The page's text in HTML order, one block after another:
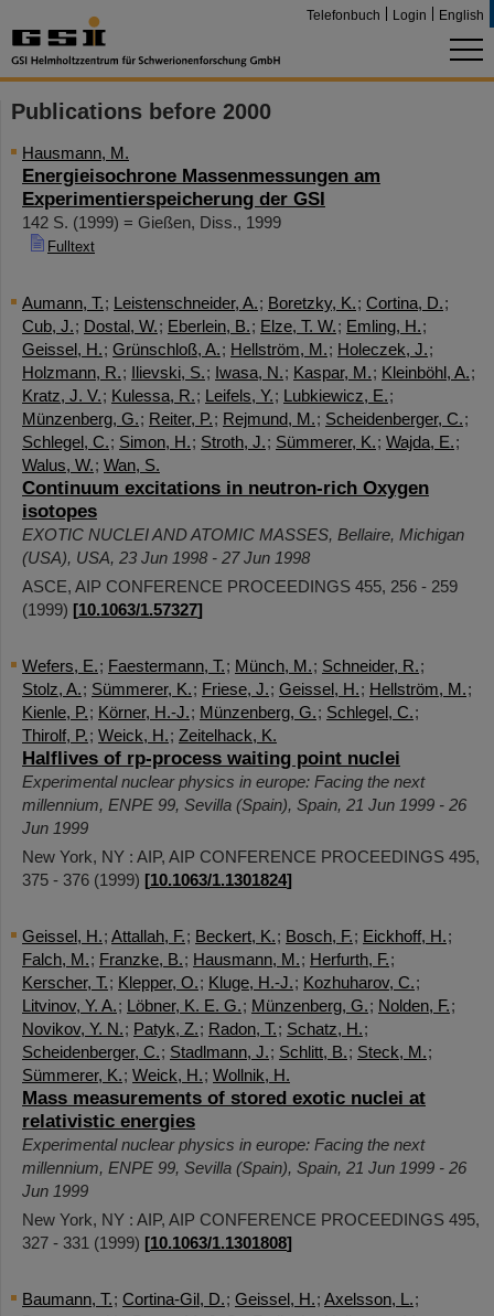
Telefonbuch Login English
Publications before 2000
Hausmann, M.
Energieisochrone Massenmessungen am
Experimentierspeicherung der GSI
142 S. (1999) = Gießen, Diss., 1999
Fulltext
Aumann, T.; Leistenschneider, A.; Boretzky, K.; Cortina, D.;
Cub, J.; Dostal, W.; Eberlein, B.; Elze, T. W.; Emling, H.;
Geissel, H.; Grünschloß, A.; Hellström, M.; Holeczek, J.;
Holzmann, R.; Ilievski, S.; Iwasa, N.; Kaspar, M.; Kleinböhl, A.;
Kratz, J. V.; Kulessa, R.; Leifels, Y.; Lubkiewicz, E.;
Münzenberg, G.; Reiter, P.; Rejmund, M.; Scheidenberger, C.;
Schlegel, C.; Simon, H.; Stroth, J.; Sümmerer, K.; Wajda, E.;
Walus, W.; Wan, S.
Continuum excitations in neutron-rich Oxygen
isotopes
EXOTIC NUCLEI AND ATOMIC MASSES, Bellaire, Michigan
(USA), USA, 23 Jun 1998 - 27 Jun 1998
ASCE, AIP CONFERENCE PROCEEDINGS 455, 256 - 259
(1999) [10.1063/1.57327]
Wefers, E.; Faestermann, T.; Münch, M.; Schneider, R.;
Stolz, A.; Sümmerer, K.; Friese, J.; Geissel, H.; Hellström, M.;
Kienle, P.; Körner, H.-J.; Münzenberg, G.; Schlegel, C.;
Thirolf, P.; Weick, H.; Zeitelhack, K.
Halflives of rp-process waiting point nuclei
Experimental nuclear physics in europe: Facing the next
millennium, ENPE 99, Sevilla (Spain), Spain, 21 Jun 1999 - 26
Jun 1999
New York, NY : AIP, AIP CONFERENCE PROCEEDINGS 495,
375 - 376 (1999) [10.1063/1.1301824]
Geissel, H.; Attallah, F.; Beckert, K.; Bosch, F.; Eickhoff, H.;
Falch, M.; Franzke, B.; Hausmann, M.; Herfurth, F.;
Kerscher, T.; Klepper, O.; Kluge, H.-J.; Kozhuharov, C.;
Litvinov, Y. A.; Löbner, K. E. G.; Münzenberg, G.; Nolden, F.;
Novikov, Y. N.; Patyk, Z.; Radon, T.; Schatz, H.;
Scheidenberger, C.; Stadlmann, J.; Schlitt, B.; Steck, M.;
Sümmerer, K.; Weick, H.; Wollnik, H.
Mass measurements of stored exotic nuclei at
relativistic energies
Experimental nuclear physics in europe: Facing the next
millennium, ENPE 99, Sevilla (Spain), Spain, 21 Jun 1999 - 26
Jun 1999
New York, NY : AIP, AIP CONFERENCE PROCEEDINGS 495,
327 - 331 (1999) [10.1063/1.1301808]
Baumann, T.; Cortina-Gil, D.; Geissel, H.; Axelsson, L.;